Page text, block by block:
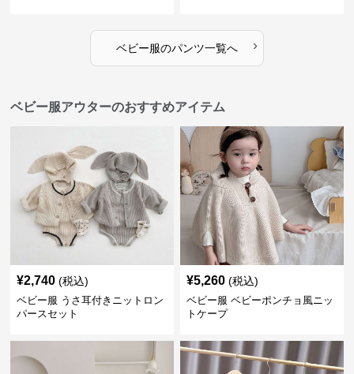
ベビー服のパンツ一覧へ ›
ベビー服アウターのおすすめアイテム
¥2,740 (税込)
ベビー服 うさ耳付きニットロン
パースセット
¥5,260 (税込)
ベビー服 ベビーポンチョ風ニッ
トケープ